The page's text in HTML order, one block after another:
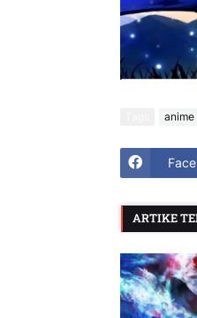
anime
ARTIKE